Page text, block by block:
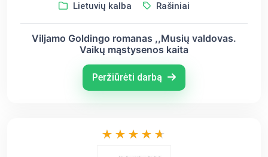
Lietuvių kalba Rašiniai
Viljamo Goldingo romanas ,,Musių valdovas.
Vaikų mąstysenos kaita
Peržiūrėti darbą